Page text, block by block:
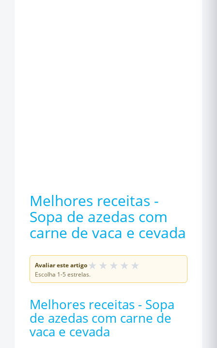
Melhores receitas -
Sopa de azedas com
carne de vaca e cevada
Avaliar este artigo★ ★ ★ ★ ★
Escolha 1-5 estrelas.
Melhores receitas - Sopa
de azedas com carne de
vaca e cevada